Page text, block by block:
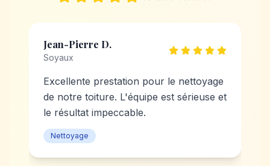
Jean-Pierre D.
Soyaux
Excellente prestation pour le nettoyage
de notre toiture. L'équipe est sérieuse et
le résultat impeccable.
Nettoyage